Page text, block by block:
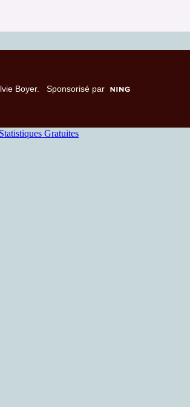
Boyer. Sponsorisé par